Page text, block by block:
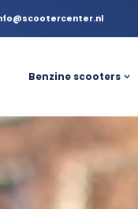
Benzine scooters